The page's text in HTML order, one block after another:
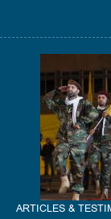
ARTICLES &